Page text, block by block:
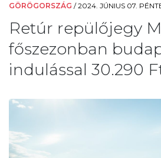
GÖRÖGORSZÁG /2024. JÚNIUS 07.
Retúr repülőjegy
főszezonban
indulással 30.290